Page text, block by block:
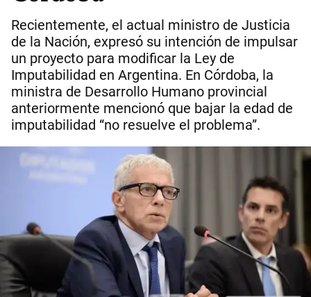
Recientemente, el actual ministro de Justicia
de la Nación, expresó su intención de impulsar
un proyecto para modificar la Ley de
Imputabilidad en Argentina. En Córdoba, la
ministra de Desarrollo Humano provincial
anteriormente mencionó que bajar la edad de
imputabilidad “no resuelve el problema”.